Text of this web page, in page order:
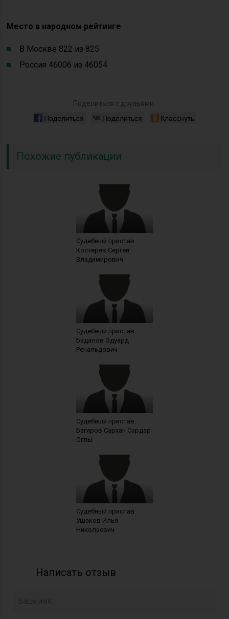
Место в народном рейтинге
В Москве 822 из 825
Россия 46006 из 46054
Поделиться с друзьями:
Поделиться Поделиться Класснуть
Похожие публикации
Судебный пристав
Костерев Сергей
Владимирович
Судебный пристав
Бадалов Эдуард
Ренальдович
Судебный пристав
Багиров Сархан Сардар-
Оглы
Судебный пристав
Ушаков Илья
Николаевич
Написать отзыв